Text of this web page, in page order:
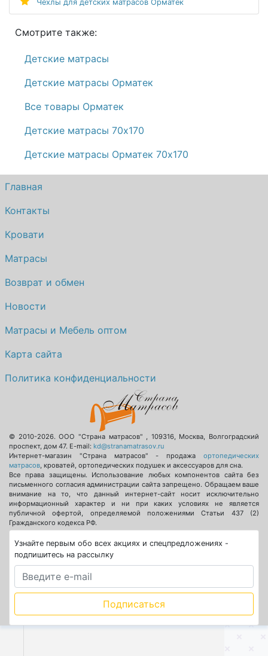
Чехлы для детских матрасов Орматек
Смотрите также:
Детские матрасы
Детские матрасы Орматек
Все товары Орматек
Детские матрасы 70х170
Детские матрасы Орматек 70х170
Главная
Контакты
Кровати
Матрасы
Возврат и обмен
Новости
Матрасы и Мебель оптом
Карта сайта
Политика конфиденциальности
© 2010-2026.ООО "Страна матрасов" 109316, Москва
Волгоградский
проспект, дом 47. E-mail: kd@stranamatrasov.ru
Интернет-магазин "Страна матрасов" - продажа ортопедических
матрасов , кроватей, ортопедических подушек и аксессуаров для сна.
Все права защищены. Использование любых компонентов сайта без
письменного согласия администрации сайта запрещено. Обращаем ваше
внимание на то, что данный интернет-сайт носит исключительно
информационный характер и ни при каких условиях не является
публичной офертой, определяемой положениями Статьи 437 (2)
Гражданского кодекса РФ.
Узнайте первым обо всех акциях и спецпредложениях -
подпишитесь на рассылку